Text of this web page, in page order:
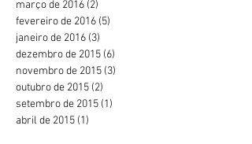
março de 2016 (2)
fevereiro de 2016 (5)
janeiro de 2016 (3)
dezembro de 2015 (6)
novembro de 2015 (3)
outubro de 2015 (2)
setembro de 2015 (1)
abril de 2015 (1)